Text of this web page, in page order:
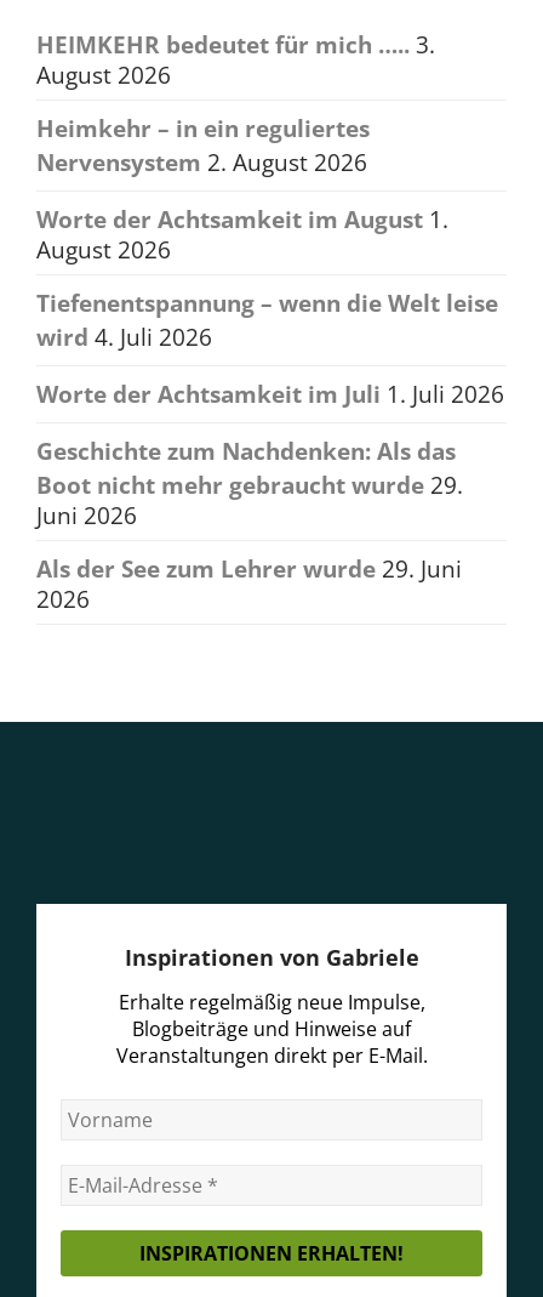
HEIMKEHR bedeutet für mich …..3.
August 2026
Heimkehr – in ein reguliertes
Nervensystem 2. August 2026
Worte der Achtsamkeit im August 1.
August 2026
Tiefenentspannung – wenn die Welt leise
wird 4. Juli 2026
Worte der Achtsamkeit im Juli 1. Juli 2026
Geschichte zum Nachdenken: Als das
Boot nicht mehr gebraucht wurde 29.
Juni 2026
Als der See zum Lehrer wurde 29. Juni
2026
Inspirationen von Gabriele
Erhalte regelmäßig neue Impulse,
Blogbeiträge und Hinweise auf
Veranstaltungen direkt per E-Mail.